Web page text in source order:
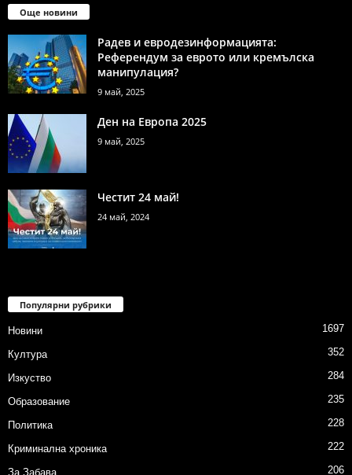
Още новини
Радев и евродезинформацията:
Референдум за еврото или кремълска
манипулация?
9 май, 2025
Ден на Европа 2025
9 май, 2025
Честит 24 май!
24 май, 2024
Популярни рубрики
Новини 1697
Култура 352
Изкуство 284
Образование 235
Политика 228
Криминална хроника 222
За Забава 206